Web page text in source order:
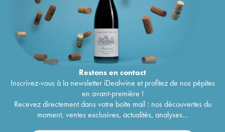
Restons encontact
Inscrivez-vous à la newsletter iDealwine et profitez de nos pépites
en avant-première !
Recevez directement dans votre boîte mail : nos découvertes du
moment, ventes exclusives, actualités, analyses...